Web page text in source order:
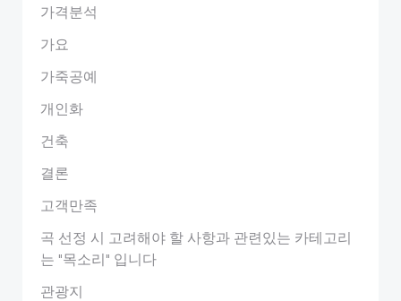
가격분석
가요
가죽공예
개인화
건축
결론
고객만족
곡 선정 시 고려해야 할 사항과 관련있는 카테고리
는 "목소리" 입니다
관광지